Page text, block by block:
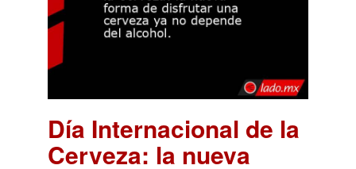
Día Internacional de la
Cerveza: la nueva